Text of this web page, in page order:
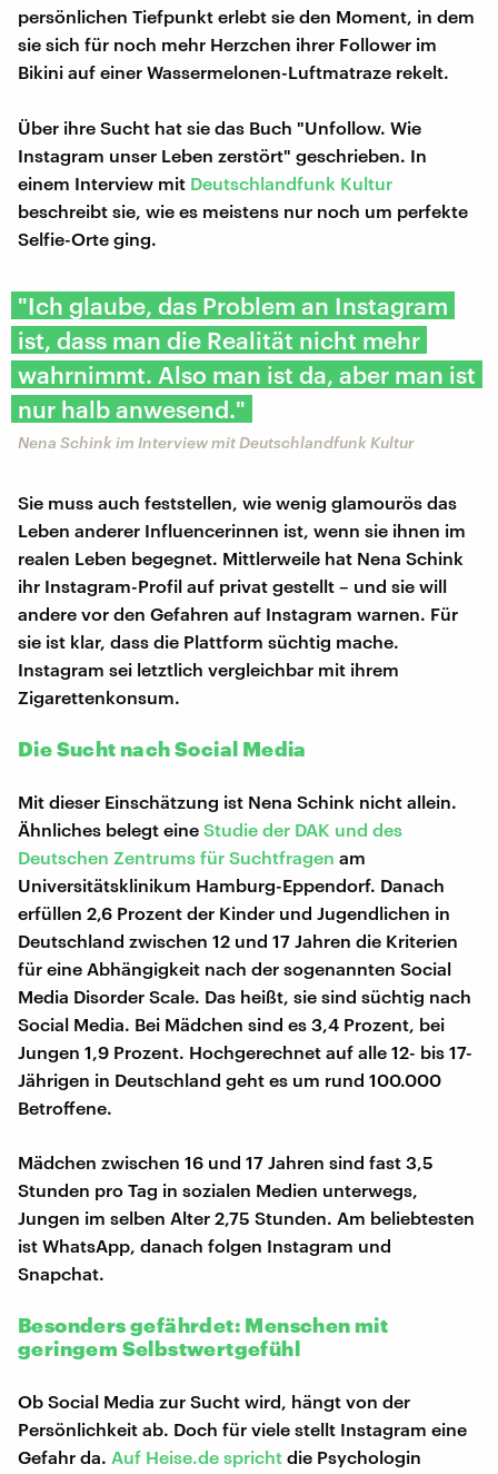
persönlichen Tiefpunkt erlebt sie den Moment, in dem
sie sich für noch mehr Herzchen ihrer Follower im
Bikini auf einer Wassermelonen-Luftmatraze rekelt.
Über ihre Sucht hat sie das Buch "Unfollow. Wie
Instagram unser Leben zerstört" geschrieben. In
einem Interview mit Deutschlandfunk Kultur
beschreibt sie, wie es meistens nur noch um perfekte
Selfie-Orte ging.
"Ich glaube, das Problem an Instagram
ist, dass man die Realität nicht mehr
wahrnimmt. Also man ist da, aber man ist
nur halb anwesend."
Nena Schink im Interview mit Deutschlandfunk Kultur
Sie muss auch feststellen, wie wenig glamourös das
Leben anderer Influencerinnen ist, wenn sie ihnen im
realen Leben begegnet. Mittlerweile hat Nena Schink
ihr Instagram-Profil auf privat gestellt – und sie will
andere vor den Gefahren auf Instagram warnen. Für
sie ist klar, dass die Plattform süchtig mache.
Instagram sei letztlich vergleichbar mit ihrem
Zigarettenkonsum.
Die Sucht nach Social Media
Mit dieser Einschätzung ist Nena Schink nicht allein.
Ähnliches belegt eine Studie der DAK und des
Deutschen Zentrums für Suchtfragen am
Universitätsklinikum Hamburg-Eppendorf. Danach
erfüllen 2,6 Prozent der Kinder und Jugendlichen in
Deutschland zwischen 12 und 17 Jahren die Kriterien
für eine Abhängigkeit nach der sogenannten Social
Media Disorder Scale. Das heißt, sie sind süchtig nach
Social Media. Bei Mädchen sind es 3,4 Prozent, bei
Jungen 1,9 Prozent. Hochgerechnet auf alle 12- bis 17-
Jährigen in Deutschland geht es um rund 100.000
Betroffene.
Mädchen zwischen 16 und 17 Jahren sind fast 3,5
Stunden pro Tag in sozialen Medien unterwegs,
Jungen im selben Alter 2,75 Stunden. Am beliebtesten
ist WhatsApp, danach folgen Instagram und
Snapchat.
Besonders gefährdet: Menschen mit
geringem Selbstwertgefühl
Ob Social Media zur Sucht wird, hängt von der
Persönlichkeit ab. Doch für viele stellt Instagram eine
Gefahr da. Auf Heise.de spricht die Psychologin